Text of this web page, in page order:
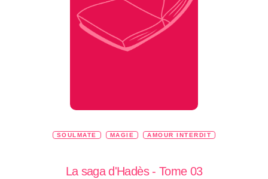
SOULMATE MAGIE AMOUR INTERDIT
La saga d'Hadès - Tome 03